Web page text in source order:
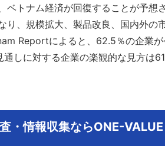
トナム経済が回復することが予想
り、規模拡大、製品改良、国内外の
Reportによると、62.5％の企業が
しに対する企業の楽観的な見方は
・情報収集ならONE-VALUE